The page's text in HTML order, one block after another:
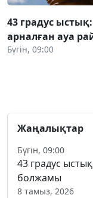
43 градус
арналған ауа
Бүгін, 09:00
Жаңалықтар
Бүгін, 09:00
43 градус
болжамы
8 тамыз, 2026